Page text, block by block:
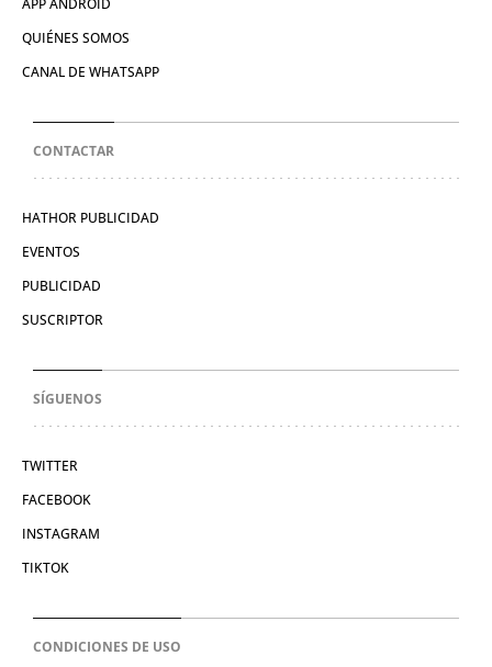
QUIÉNES SOMOS
CANAL DE WHATSAPP
CONTACTAR
HATHOR PUBLICIDAD
EVENTOS
PUBLICIDAD
SUSCRIPTOR
SÍGUENOS
TWITTER
FACEBOOK
INSTAGRAM
TIKTOK
CONDICIONES DE USO